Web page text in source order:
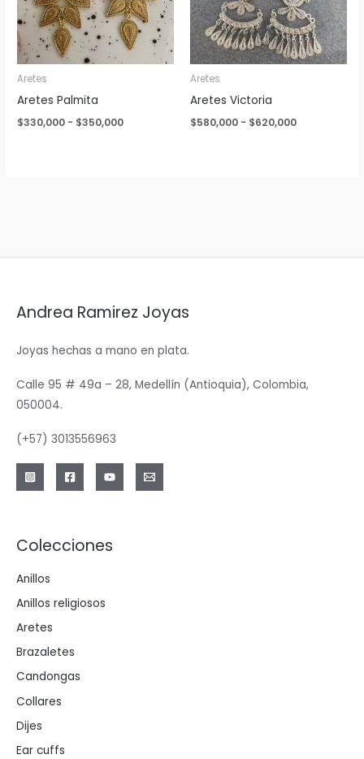
Aretes
Aretes Palmita
$330,000 - $350,000Rango
Aretes
Aretes Victoria
$580,000 - $620,000Rango
Andrea Ramirez Joyas
Joyas hechas a mano en plata.
Calle 95 # 49a – 28, Medellín (Antioquia), Colombia,
050004.
(+57) 3013556963
Colecciones
Anillos
Anillos religiosos
Aretes
Brazaletes
Candongas
Collares
Dijes
Ear cuffs